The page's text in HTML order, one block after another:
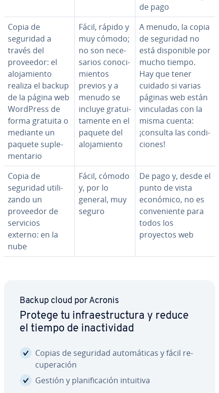
de pago
Copia de
seguridad a
través del
proveedor: el
alo­ja­mie­n­to
realiza el backup
de la página web
WordPress de
forma gratuita o
mediante un
paquete su­ple­
me­n­ta­rio
Fácil, rápido y
muy cómodo;
no son ne­ce­
sa­rios co­no­ci­
mie­n­tos
previos y a
menudo se
incluye gra­tui­
ta­me­n­te en el
paquete del
alo­ja­mie­n­to
A menudo, la copia
de seguridad no
está di­s­po­ni­ble por
mucho tiempo.
Hay que tener
cuidado si varias
páginas web están
vi­n­cu­la­das con la
misma cuenta:
¡consulta las co­n­di­
cio­nes!
Copia de
seguridad uti­li­
za­n­do un
proveedor de
servicios
externo: en la
nube
Fácil, cómodo
y, por lo
general, muy
seguro
De pago y, desde el
punto de vista
económico, no es
co­n­ve­nie­n­te para
todos los
proyectos web
Backup cloud por Acronis
Protege tu in­frae­s­tru­c­tu­ra y reduce
el tiempo de inac­ti­vi­dad
Copias de seguridad au­to­má­ti­cas y fácil re­
cu­pe­ra­ción
Gestión y pla­ni­fi­ca­ción intuitiva